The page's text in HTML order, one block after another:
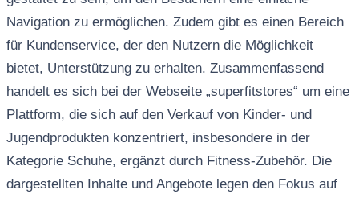
Navigation zu ermöglichen. Zudem gibt es einen Bereich
für Kundenservice, der den Nutzern die Möglichkeit
bietet, Unterstützung zu erhalten. Zusammenfassend
handelt es sich bei der Webseite „superfitstores“ um eine
Plattform, die sich auf den Verkauf von Kinder- und
Jugendprodukten konzentriert, insbesondere in der
Kategorie Schuhe, ergänzt durch Fitness-Zubehör. Die
dargestellten Inhalte und Angebote legen den Fokus auf